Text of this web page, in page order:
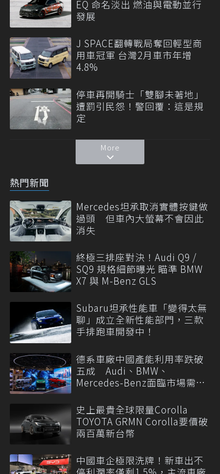
EQ 命名淡出 燃油與電動並行
發展
J SPACE翻轉戰局奪回輕型商
用車冠軍 台灣2月車市年增
4.8%
停車再開騎士「雙腳未著地」
遭罰引民怨！警回覆：這是規
定
More
熱門新聞
Mercedes坦承取消實體按鍵做
過頭 但車內大螢幕不會因此
消失
終極三排座對決！Audi Q9 /
SQ9 規格細節曝光 瞄準 BMW
X7 與 M-Benz GLS
Subaru坦承性能車「變得太無
聊」成立全新性能部門，三款
手排跑車開發中！
德系車廠中國產能利用率跌破
五成 Audi、BMW、
Mercedes-Benz面臨市場需求
史上最貴全球限量Corolla
TOYOTA GRMN Corolla要價破
兩百萬新台幣
中國車企極限洗牌！新車出不